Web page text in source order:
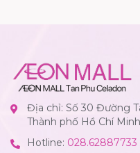
Địa chỉ: Số 30 Đường
Thành phố Hồ Chí Minh
Hotline: 028.62887733